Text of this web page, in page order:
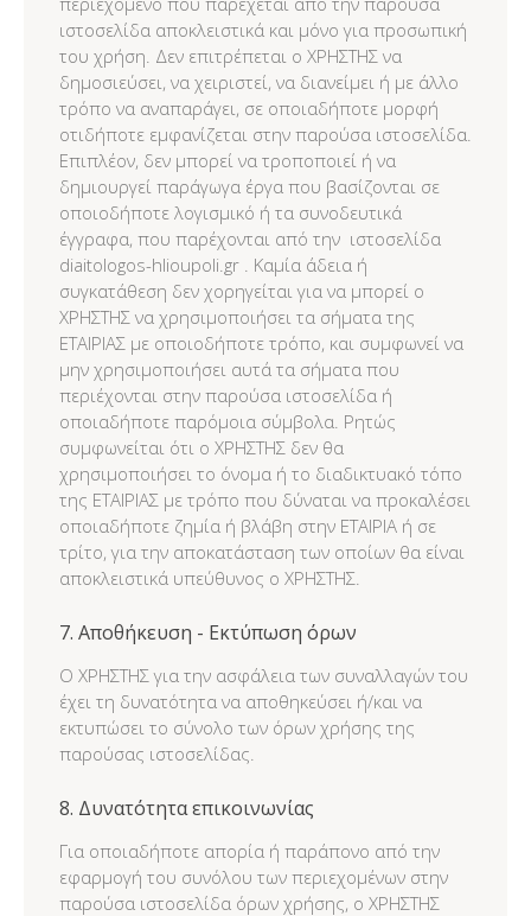
ιστοσελίδα αποκλειστικά και μόνο για προσωπική
του χρήση. Δεν επιτρέπεται ο ΧΡΗΣΤΗΣ να
δημοσιεύσει, να χειριστεί, να διανείμει ή με άλλο
τρόπο να αναπαράγει, σε οποιαδήποτε μορφή
οτιδήποτε εμφανίζεται στην παρούσα ιστοσελίδα.
Επιπλέον, δεν μπορεί να τροποποιεί ή να
δημιουργεί παράγωγα έργα που βασίζονται σε
οποιοδήποτε λογισμικό ή τα συνοδευτικά
έγγραφα, που παρέχονται από την ιστοσελίδα
diaitologos-hlioupoli.gr . Καμία άδεια ή
συγκατάθεση δεν χορηγείται για να μπορεί ο
ΧΡΗΣΤΗΣ να χρησιμοποιήσει τα σήματα της
ΕΤΑΙΡΙΑΣ με οποιοδήποτε τρόπο, και συμφωνεί να
μην χρησιμοποιήσει αυτά τα σήματα που
περιέχονται στην παρούσα ιστοσελίδα ή
οποιαδήποτε παρόμοια σύμβολα. Ρητώς
συμφωνείται ότι ο ΧΡΗΣΤΗΣ δεν θα
χρησιμοποιήσει το όνομα ή το διαδικτυακό τόπο
της ΕΤΑΙΡΙΑΣ με τρόπο που δύναται να προκαλέσει
οποιαδήποτε ζημία ή βλάβη στην ΕΤΑΙΡΙΑ ή σε
τρίτο, για την αποκατάσταση των οποίων θα είναι
αποκλειστικά υπεύθυνος ο ΧΡΗΣΤΗΣ.
7. Αποθήκευση - Εκτύπωση όρων
Ο ΧΡΗΣΤΗΣ για την ασφάλεια των συναλλαγών του
έχει τη δυνατότητα να αποθηκεύσει ή/και να
εκτυπώσει το σύνολο των όρων χρήσης της
παρούσας ιστοσελίδας.
8. Δυνατότητα επικοινωνίας
Για οποιαδήποτε απορία ή παράπονο από την
εφαρμογή του συνόλου των περιεχομένων στην
παρούσα ιστοσελίδα όρων χρήσης, ο ΧΡΗΣΤΗΣ